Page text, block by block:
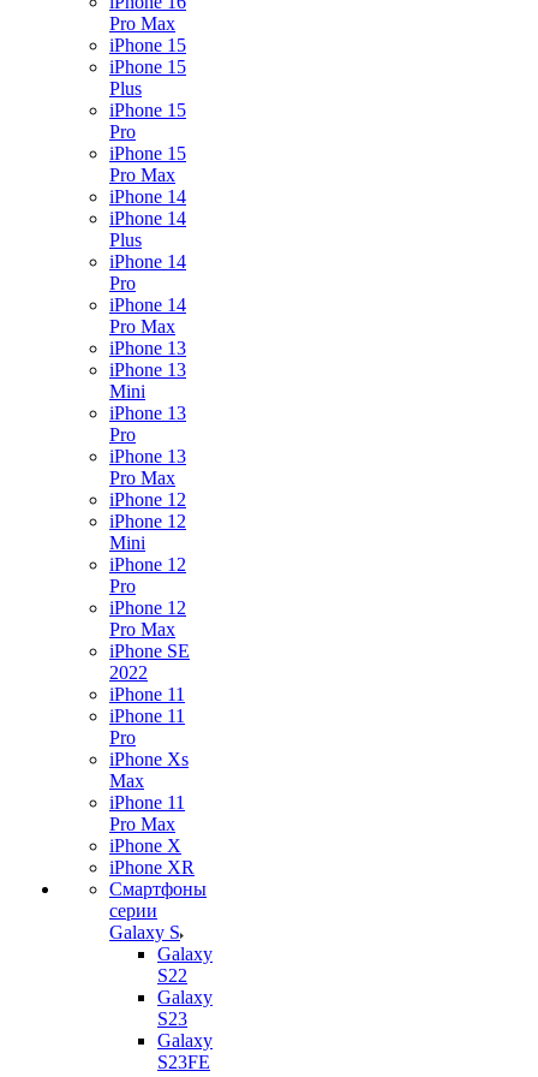
Pro Max
iPhone 15
iPhone 15
Plus
iPhone 15
Pro
iPhone 15
Pro Max
iPhone 14
iPhone 14
Plus
iPhone 14
Pro
iPhone 14
Pro Max
iPhone 13
iPhone 13
Mini
iPhone 13
Pro
iPhone 13
Pro Max
iPhone 12
iPhone 12
Mini
iPhone 12
Pro
iPhone 12
Pro Max
iPhone SE
2022
iPhone 11
iPhone 11
Pro
iPhone Xs
Max
iPhone 11
Pro Max
iPhone X
iPhone XR
Смартфоны
серии
Galaxy S
Galaxy
S22
Galaxy
S23
Galaxy
S23FE